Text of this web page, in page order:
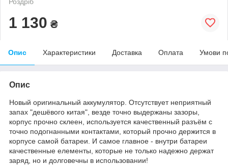
1 130 ₴
Опис Характеристики Доставка Оплата Умови
Опис
Новый оригинальный аккумулятор. Отсутствует неприятный
запах "дешёвого китая", везде точно выдержаны зазоры,
корпус прочно склеен, используется качественный разъём с
точно подогнанными контактами, который прочно держится в
корпусе самой батареи. И самое главное - внутри батареи
качественные елементы, которые не только надежно держат
заряд, но и долговечны в использовании!